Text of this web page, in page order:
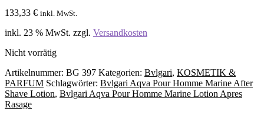
133,33 € inkl. MwSt.
inkl. 23 % MwSt. zzgl. Versandkosten
Nicht vorrätig
Artikelnummer: BG 397 Kategorien: Bvlgari, KOSMETIK &
PARFUM Schlagwörter: Bvlgari Aqva Pour Homme Marine After
Shave Lotion, Bvlgari Aqva Pour Homme Marine Lotion Apres
Rasage